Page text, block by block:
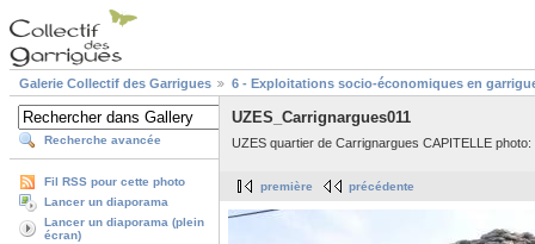
Galerie Collectif des Garrigues 6 - Exploitations socio-économiques en
Recherche avancée
Fil RSS pour cette photo
Lancer un diaporama
Lancer un diaporama (plein
écran)
UZES_Carrignargues011
UZES quartier de Carrignargues CAPITELLE
première précédente